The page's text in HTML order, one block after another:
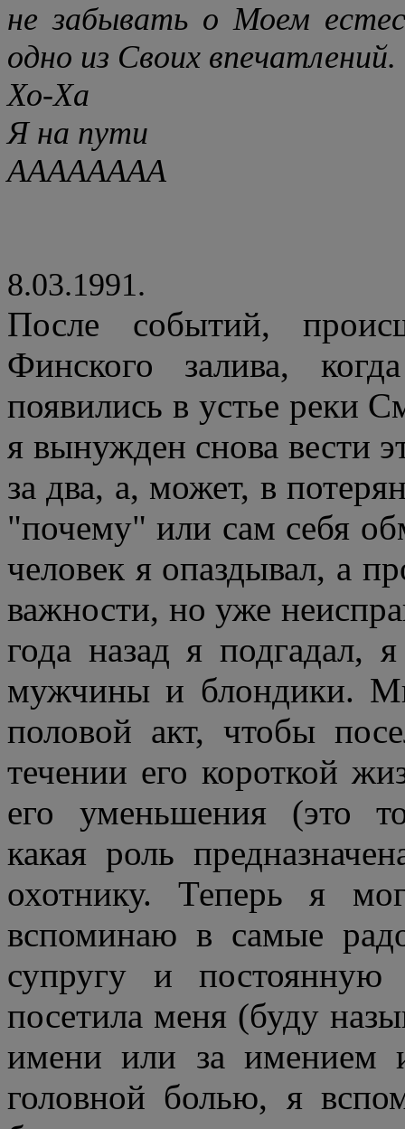
не забывать о Моем
одно из Своих впечатлений.
Хо-Ха
Я на пути
АААААААА
8.03.1991.
После событий,
Финского залива,
появились в устье реки
я вынужден снова вести
за два, а, может, в
"почему" или сам себя
человек я опаздывал, а
важности, но уже
года назад я подгадал,
мужчины и блондики.
половой акт, чтобы
течении его короткой
его уменьшения (это
какая роль
охотнику. Теперь я
вспоминаю в самые
супругу и
посетила меня (буду
имени или за имением
головной болью, я